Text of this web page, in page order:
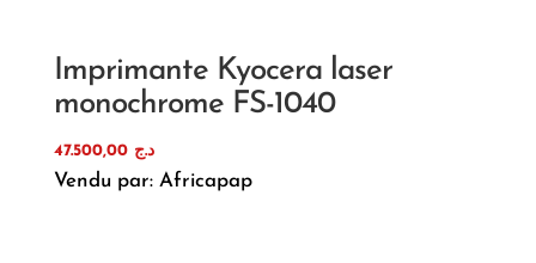
Imprimante Kyocera laser
monochrome FS-1040
د.ج 47.500,00
Vendu par: Africapap